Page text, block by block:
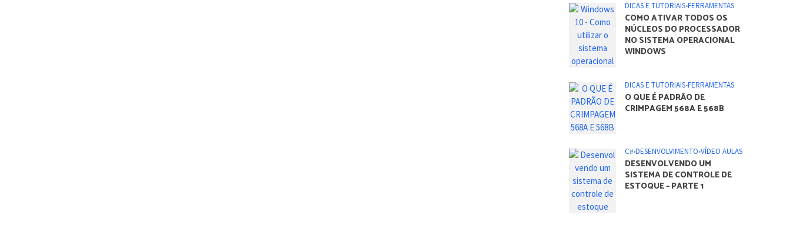
DICAS E TUTORIAIS•FERRAMENTAS
COMO ATIVAR TODOS OS
NÚCLEOS DO PROCESSADOR
NO SISTEMA OPERACIONAL
WINDOWS
DICAS E TUTORIAIS•FERRAMENTAS
O QUE É PADRÃO DE
CRIMPAGEM 568A E 568B
C#•DESENVOLVIMENTO•VÍDEO AULAS
DESENVOLVENDO UM
SISTEMA DE CONTROLE DE
ESTOQUE – PARTE 1